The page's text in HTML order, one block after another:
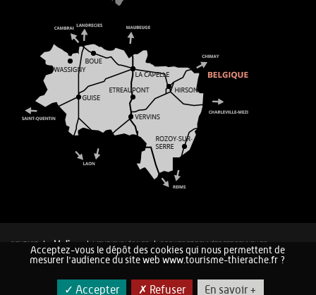
CONTACT MENTIONS LÉGALES
COOKIES ET DONNÉES PERSONNELLES
PLAN DU SITE
Acceptez-vous le dépôt des cookies qui nous permettent de
mesurer l'audience du site web www.tourisme-thierache.fr ?
✓ Accepter ✗ Refuser En savoir +